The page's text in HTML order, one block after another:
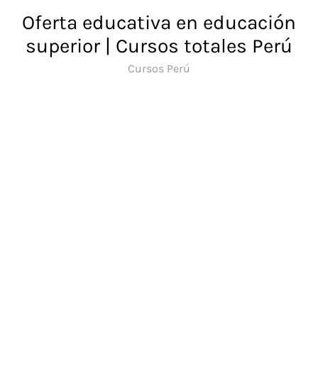
contenido
Oferta educativa en educación
superior | Cursos totales Perú
Cursos Perú